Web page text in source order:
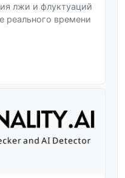
лжи и флуктуаций
реального времени